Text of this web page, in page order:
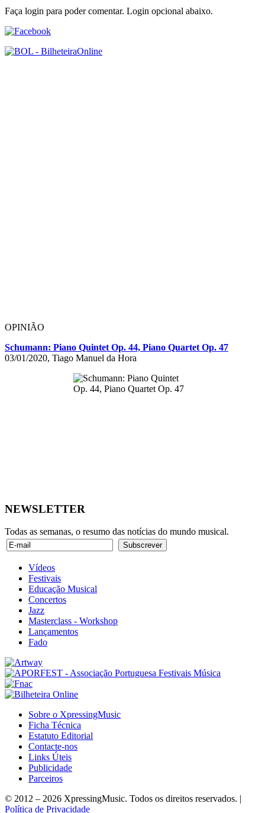
Faça login para poder comentar. Login opcional abaixo.
OPINIÃO
Schumann: Piano Quintet Op. 44, Piano Quartet Op. 47
03/01/2020, Tiago Manuel da Hora
NEWSLETTER
Todas as semanas, o resumo das notícias do mundo musical.
Vídeos
Festivais
Educação Musical
Concertos
Jazz
Masterclass - Workshop
Lançamentos
Fado
Sobre o XpressingMusic
Ficha Técnica
Estatuto Editorial
Contacte-nos
Links Úteis
Publicidade
Parceiros
© 2012 – 2026 XpressingMusic. Todos os direitos reservados. |
Política de Privacidade